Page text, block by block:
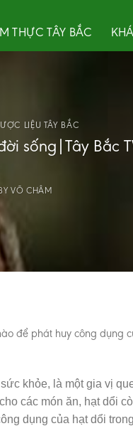
THỰC TÂY BẮC
LIỆU TÂY BẮC
sống|Tây Bắc
VÕ CHÂM
để phát huy công dụng
khỏe, là một gia vị
các món ăn, hạt dổi
dụng của hạt dổi